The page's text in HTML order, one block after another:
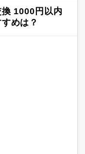
1000円以内
めは？